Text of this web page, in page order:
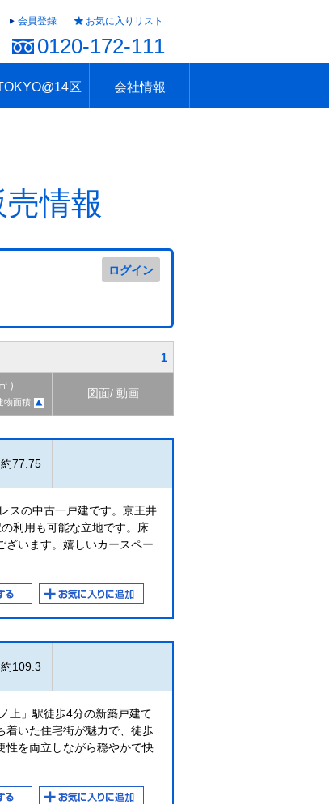
会員登録 お気に入りリスト
0120-172-111
区 会社情報
情報
ログイン
1
）
物面積
図面/ 動画
77.75
スの中古一戸建です。京王井
利用も可能な立地です。床
ざいます。嬉しいカースペー
109.3
上」駅徒歩4分の新築戸建て
着いた住宅街が魅力で、徒歩
性を両立しながら穏やかで快